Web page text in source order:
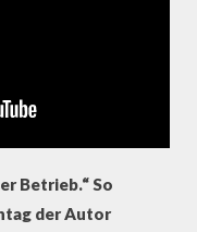
Betrieb.“ So
der Autor